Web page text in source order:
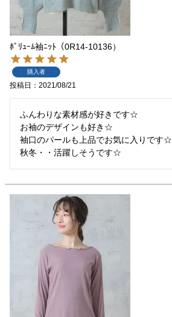
ﾎﾞﾘｭｰﾑ袖ﾆｯﾄ（0R14-10136）
購入者
投稿日 2021/08/21
ふんわりな素材感が好きです☆
お袖のデザインも好き☆
袖口のパールも上品でお気に入りです☆